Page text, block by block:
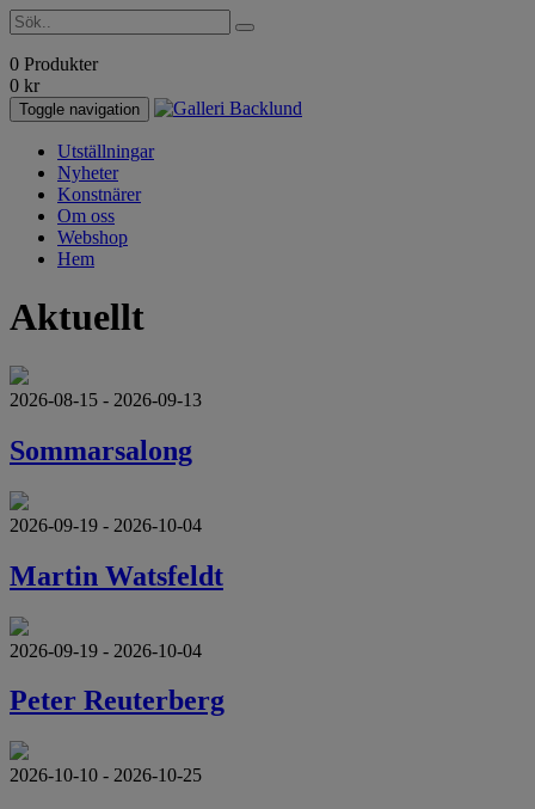
0 Produkter
0 kr
Toggle navigation
Utställningar
Nyheter
Konstnärer
Om oss
Webshop
Hem
Aktuellt
2026-08-15 - 2026-09-13
Sommarsalong
2026-09-19 - 2026-10-04
Martin Watsfeldt
2026-09-19 - 2026-10-04
Peter Reuterberg
2026-10-10 - 2026-10-25